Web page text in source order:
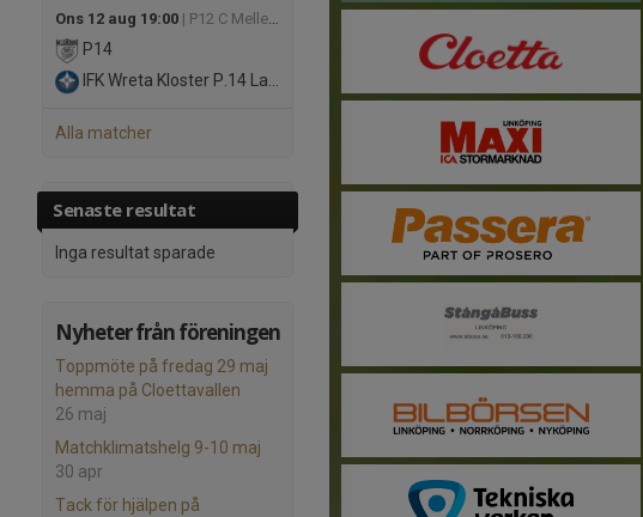
Ons 12 aug 19:00 | P12 C Mellersta 1
P14
IFK Wreta Kloster P.14 Lag 1
Alla matcher
Senaste resultat
Inga resultat sparade
Nyheter från föreningen
Toppmöte på fredag 29 maj
hemma på Cloettavallen
26 maj
Matchklimatshelg 9-10 maj
30 apr
Tack för hjälpen på